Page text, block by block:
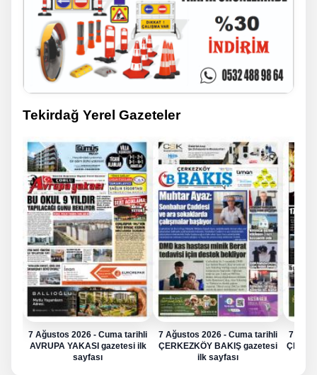
Tekirdağ Yerel Gazeteler
7 Ağustos 2026 - Cuma tarihli
AVRUPA YAKASI gazetesi ilk
sayfası
7 Ağustos 2026 - Cuma tarihli
ÇERKEZKÖY BAKIŞ gazetesi
ilk sayfası
7